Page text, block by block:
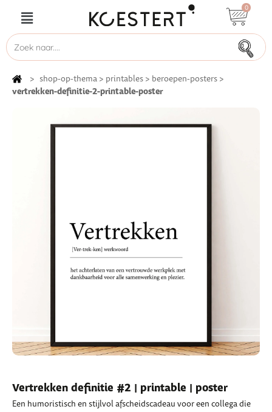
0
> shop-op-thema > printables > beroepen-posters >
vertrekken-definitie-2-printable-poster
Vertrekken definitie #2 | printable | poster
Een humoristisch en stijlvol afscheidscadeau voor een collega die